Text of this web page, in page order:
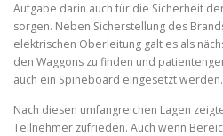
Aufgabe darin auch für die Sicherheit
sorgen. Neben Sicherstellung des
elektrischen Oberleitung galt es als
den Waggons zu finden und
auch ein Spineboard eingesetzt werden.
Nach diesen umfangreichen Lagen
Teilnehmer zufrieden. Auch wenn